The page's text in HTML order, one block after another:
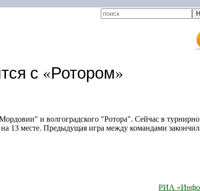
с «Ротором»
и волгоградского "Ротора". Сейчас в
13 месте. Предыдущая игра между командами
РИА